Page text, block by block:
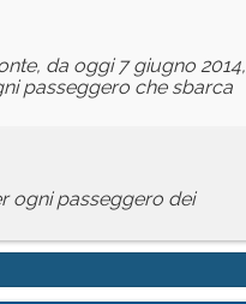
da oggi 7 giugno 2014,
passeggero che sbarca
ogni passeggero dei